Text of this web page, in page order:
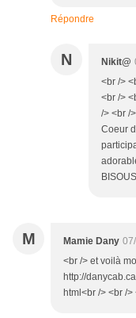
Répondre
N Nikit@
<br />
<br />
/> <br /
Coeur
M Mamie Dany
<br /> et voilà
http://
html<br /> <br /